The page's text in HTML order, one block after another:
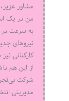
مشاور عزیز،
من در یک
به سرعت
نیروهای
کارکنانی
از این هم
شرکت
مدیریتی